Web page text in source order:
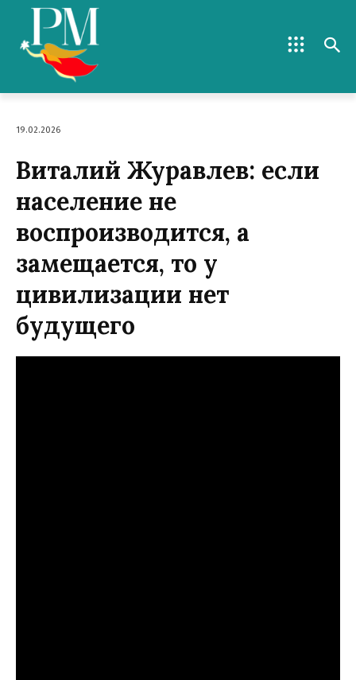
19.02.2026
Виталий Журавлев: если
население не
воспроизводится, а
замещается, то у
цивилизации нет
будущего